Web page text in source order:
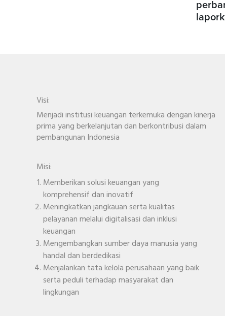
Visi:
Menjadi institusi keuangan terkemuka dengan kinerja
prima yang berkelanjutan dan berkontribusi dalam
pembangunan Indonesia
Misi:
Memberikan solusi keuangan yang
komprehensif dan inovatif
Meningkatkan jangkauan serta kualitas
pelayanan melalui digitalisasi dan inklusi
keuangan
Mengembangkan sumber daya manusia yang
handal dan berdedikasi
Menjalankan tata kelola perusahaan yang baik
serta peduli terhadap masyarakat dan
lingkungan